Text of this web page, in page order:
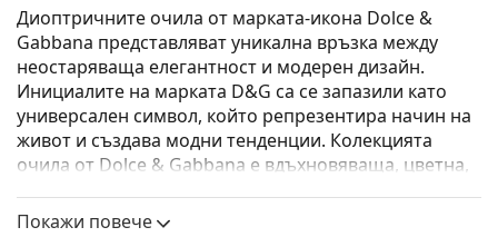
Диоптричните очила от марката-икона Dolce &
Gabbana представляват уникална връзка между
неостаряваща елегантност и модерен дизайн.
Инициалите на марката D&G са се запазили като
универсален символ, който репрезентира начин на
живот и създава модни тенденции. Колекцията
очила от Dolce & Gabbana е вдъхновяваща, цветна,
Сицилия и нейната култура.
Покажи повече